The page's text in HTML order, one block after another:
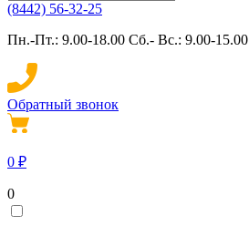
(8442) 56-32-25
Пн.-Пт.: 9.00-18.00 Сб.- Вс.: 9.00-15.00
Обратный звонок
0 ₽
0